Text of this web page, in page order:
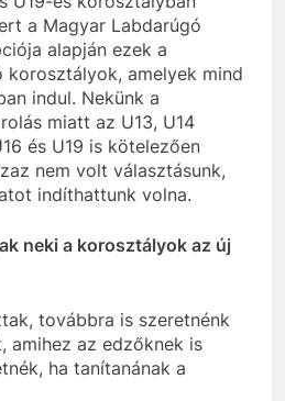
a Magyar Labdarúgó
alapján ezek a
korosztályok, amelyek mind
indul. Nekünk a
miatt az U13, U14
és U19 is kötelezően
nem volt választásunk,
indíthattunk volna.
neki a korosztályok az új
továbbra is szeretnénk
amihez az edzőknek is
ha tanítanának a